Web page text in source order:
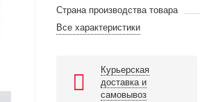
Страна производства товара
Все характеристики
Курьерская
доставка и
самовывоз